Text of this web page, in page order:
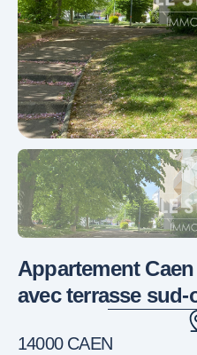
Appartement
avec terrasse sud-
14000 CAEN